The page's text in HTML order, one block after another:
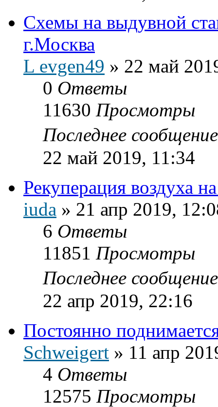
Схемы на выдувной
г.Москва
L evgen49 » 22 май
0 Ответы
11630 Просмотры
Последнее
22 май 2019, 11:34
Рекуперация воздуха
iuda » 21 апр 2019,
6 Ответы
11851 Просмотры
Последнее
22 апр 2019, 22:16
Постоянно
Schweigert » 11 апр
4 Ответы
12575 Просмотры